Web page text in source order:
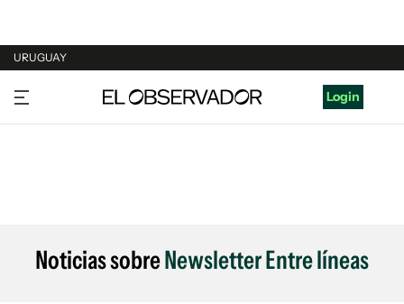
URUGUAY
URUGUAY
ARGENTINA
Login
Noticias sobreNewsletter Entre líneas